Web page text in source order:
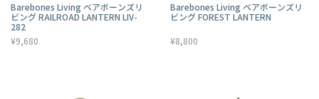
Barebones Living ベアボーンズリ
ビング RAILROAD LANTERN LIV-
282
¥9,680
Barebones Living ベアボーンズリ
ビング FOREST LANTERN
¥8,800